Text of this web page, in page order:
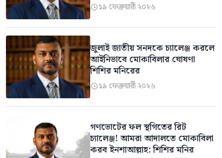
১৯ ফেব্রুয়ারী ২০২৬
জুলাই জাতীয় সনদকে চ্যালেঞ্জ করলে
আইনিভাবে মোকাবিলার ঘোষণা
শিশির মনিরের
১৯ ফেব্রুয়ারী ২০২৬
গণভোটের ফল স্থগিতের রিট
চ্যালেঞ্জ! আমরা আদালতে মোকাবিলা
করব ইনশাআল্লাহ: শিশির মনির